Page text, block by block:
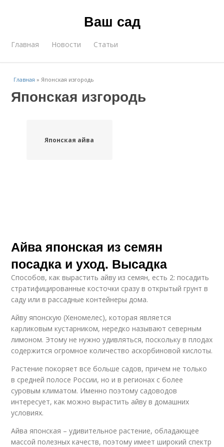
Ваш сад
Главная Новости Статьи
Главная »Японская изгородь
Японская изгородь
Японская айва
Айва японская из семян
посадка и уход. Высадка
Способов, как вырастить айву из семян, есть 2: посадить
стратифицированные косточки сразу в открытый грунт в
саду или в рассадные контейнеры дома.
Айву японскую (Хеномелес), которая является
карликовым кустарником, нередко называют северным
лимоном. Этому не нужно удивляться, поскольку в плодах
содержится огромное количество аскорбиновой кислоты.
Растение покоряет все больше садов, причем не только
в средней полосе России, но и в регионах с более
суровым климатом. Именно поэтому садоводов
интересует, как можно вырастить айву в домашних
условиях.
Айва японская – удивительное растение, обладающее
массой полезных качеств, поэтому имеет широкий спектр